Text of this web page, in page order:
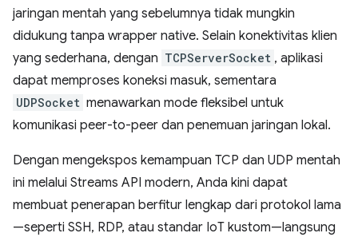
jaringan mentah yang sebelumnya tidak mungkin
didukung tanpa wrapper native. Selain konektivitas klien
yang sederhana, dengan TCPServerSocket , aplikasi
dapat memproses koneksi masuk, sementara
UDPSocket menawarkan mode fleksibel untuk
komunikasi peer-to-peer dan penemuan jaringan lokal.
Dengan mengekspos kemampuan TCP dan UDP mentah
ini melalui Streams API modern, Anda kini dapat
membuat penerapan berfitur lengkap dari protokol lama
—seperti SSH, RDP, atau standar IoT kustom—langsung